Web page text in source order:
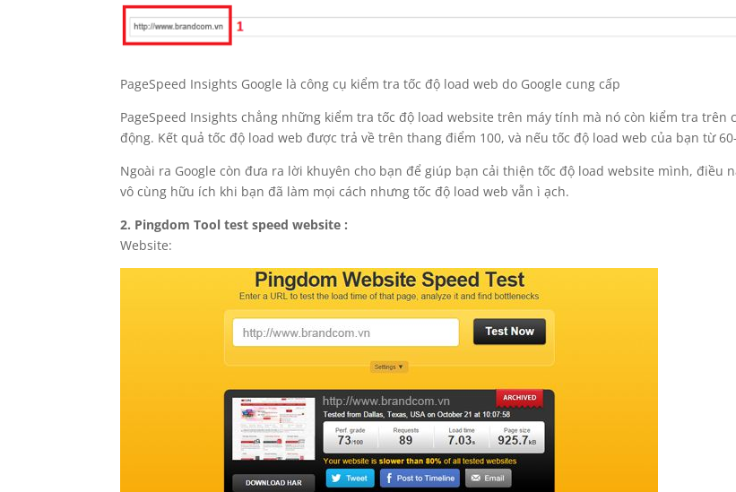
PageSpeed Insights Google là công cụ kiểm tra tốc độ load web do Google cung cấp
PageSpeed Insights chẳng những kiểm tra tốc độ load website trên máy tính mà nó còn kiểm tra trên
động. Kết quả tốc độ load web được trả về trên thang điểm 100, và nếu tốc độ load web của bạn từ
Ngoài ra Google còn đưa ra lời khuyên cho bạn để giúp bạn cải thiện tốc độ load website mình, điều
vô cùng hữu ích khi bạn đã làm mọi cách nhưng tốc độ load web vẫn ì ạch.
2. Pingdom Tool test speed website :
Website: